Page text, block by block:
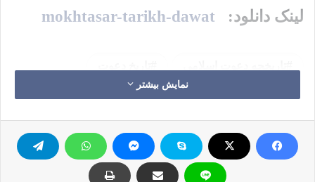
لینک دانلود: mokhtasar-tarikh-dawat
کپی آدرس
نمایش بیشتر